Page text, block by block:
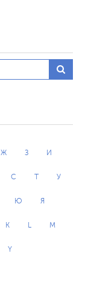
Ж З И
С Т У
Ю Я
K L M
Y